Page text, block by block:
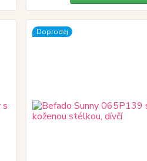
Doprodej